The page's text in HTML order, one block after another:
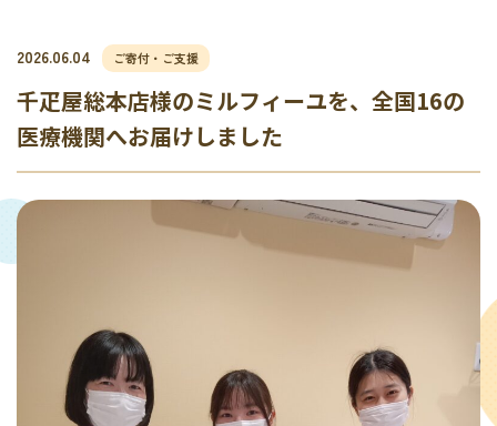
2026.06.04 ご寄付・ご支援
千疋屋総本店様のミルフィーユを、全国16の
医療機関へお届けしました